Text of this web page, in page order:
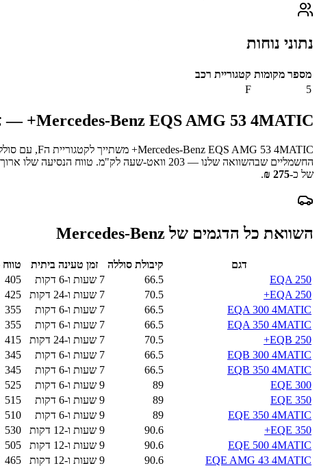
נתוני נוחות
מספר מקומות קטגוריית רכב
5
F
Mercedes-Benz EQS AMG 53 4MATIC+
—
Mercedes-Benz EQS AMG 53 4MATIC+ משתייך לקטגוריית הF, עם
החשמליים שבהשוואה שלנו — 203 וואט-שעה לק"מ. טווח הנסיעה שלו
של כ-275
₪
.
השוואת כל הדגמים של Mercedes-Benz
דגם קיבולת סוללה זמן טעינה ביתית טווח
EQA 250
66.5 7 שעות ו-6 דקות 405
EQA 250+
70.5 7 שעות ו-24 דקות 425
EQA 300 4MATIC
66.5 7 שעות ו-6 דקות 355
EQA 350 4MATIC
66.5 7 שעות ו-6 דקות 355
EQB 250+
70.5 7 שעות ו-24 דקות 415
EQB 300 4MATIC
66.5 7 שעות ו-6 דקות 345
EQB 350 4MATIC
66.5 7 שעות ו-6 דקות 345
EQE 300
89 9 שעות ו-6 דקות 525
EQE 350
89 9 שעות ו-6 דקות 515
EQE 350 4MATIC
89 9 שעות ו-6 דקות 510
EQE 350+
90.6 9 שעות ו-12 דקות 530
EQE 500 4MATIC
90.6 9 שעות ו-12 דקות 505
EQE AMG 43 4MATIC
90.6 9 שעות ו-12 דקות 465